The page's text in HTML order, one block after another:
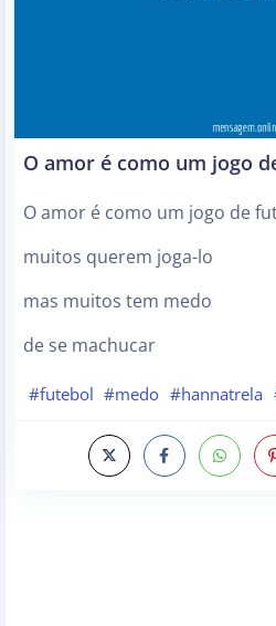
O amor é como um jogo
O amor é como um jogo de
muitos querem joga-lo
mas muitos tem medo
de se machucar
#futebol #medo #hannatrela